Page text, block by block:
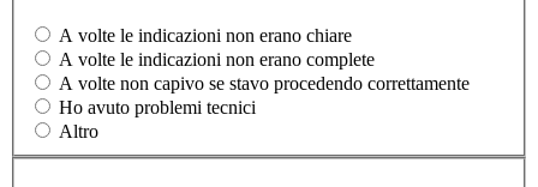
A volte le indicazioni non erano chiare
A volte le indicazioni non erano complete
A volte non capivo se stavo procedendo correttamente
Ho avuto problemi tecnici
Altro